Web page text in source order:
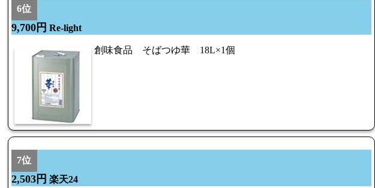
6位
9,700円 Re-light
創味食品 そばつゆ華 18L×1個
7位
2,503円 楽天24